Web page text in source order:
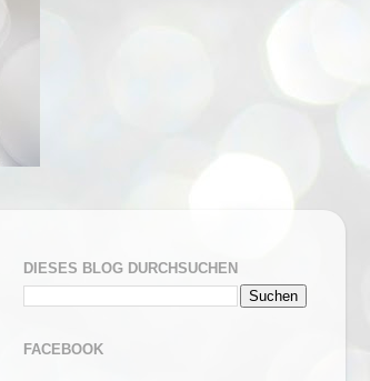
DIESES BLOG DURCHSUCHEN
FACEBOOK